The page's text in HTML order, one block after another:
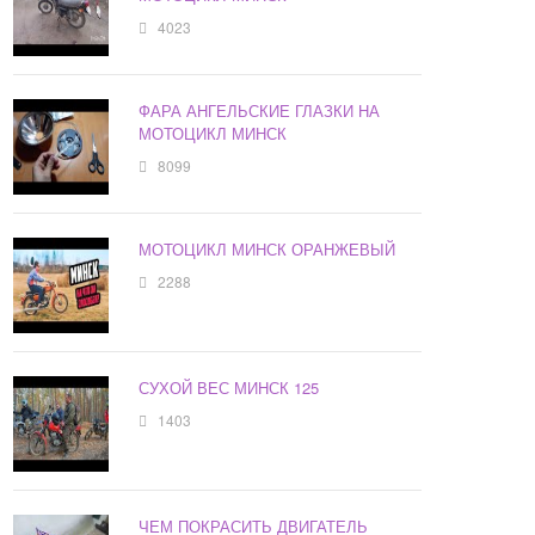
4023
ФАРА АНГЕЛЬСКИЕ ГЛАЗКИ НА
МОТОЦИКЛ МИНСК
8099
МОТОЦИКЛ МИНСК ОРАНЖЕВЫЙ
2288
СУХОЙ ВЕС МИНСК 125
1403
ЧЕМ ПОКРАСИТЬ ДВИГАТЕЛЬ